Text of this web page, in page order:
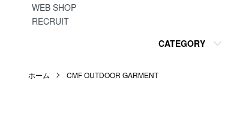
WEB SHOP
RECRUIT
CATEGORY
ホーム CMF OUTDOOR GARMENT